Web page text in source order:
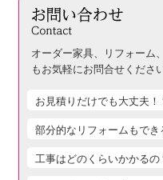
オーダー家具、リフォーム
もお気軽にお問合せください
お見積りだけでも大丈夫！
部分的なリフォームもでき
工事はどのくらいかかるの